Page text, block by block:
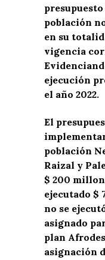
población
en su
vigencia
ejecución
el año 2022.
El
población
Raizal y
$ 200
ejecutado $
no se
asignado
plan
asignación